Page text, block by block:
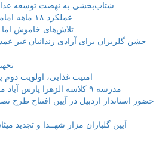
شتاب‌بخشی به نهضت توسعه
عملکرد ۱۸ ماهه امامی یگانه مورد قبول است
تلاش‌های خاموش اما
امنیت غذایی، اولویت
مدرسه ۹ کلاسه الزهرا پارس آباد مغان به بهره برداری رسید